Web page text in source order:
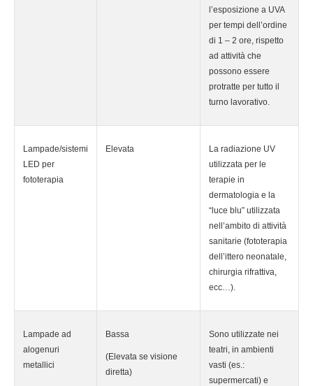
l’esposizione a UVA
per tempi dell’ordine
di 1 – 2 ore, rispetto
ad attività che
possono essere
protratte per tutto il
turno lavorativo.
Lampade/sistemi
LED per
fototerapia
Elevata
La radiazione UV
utilizzata per le
terapie in
dermatologia e la
“luce blu” utilizzata
nell’ambito di attività
sanitarie (fototerapia
dell’ittero neonatale,
chirurgia rifrattiva,
ecc…).
Lampade ad
alogenuri
metallici
Bassa
(Elevata se visione
diretta)
Sono utilizzate nei
teatri, in ambienti
vasti (es.:
supermercati) e